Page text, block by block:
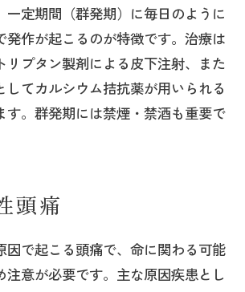
一定期間（群発期）に毎日のように
発作が起こるのが特徴です。治療は
リプタン製剤による皮下注射、また
してカルシウム拮抗薬が用いられる
す。群発期には禁煙・禁酒も重要で
頭痛
因で起こる頭痛で、命に関わる可能
注意が必要です。主な原因疾患とし